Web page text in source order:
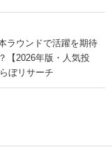
ラウンドで活躍を期待
【2026年版・人気投
ぼリサーチ